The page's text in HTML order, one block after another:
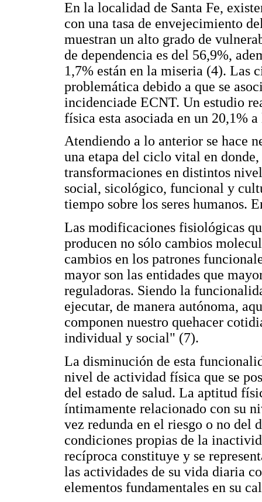
En la localidad de Santa Fe,
con una tasa de envejecimiento
muestran un alto grado de
de dependencia es del 56,9%,
1,7% están en la miseria (4). Las
problemática debido a que se
incidenciade ECNT. Un estudio
física esta asociada en un 20,1%
Atendiendo a lo anterior se hace
una etapa del ciclo vital en
transformaciones en distintos
social, sicológico, funcional y
tiempo sobre los seres humanos.
Las modificaciones fisiológicas
producen no sólo cambios
cambios en los patrones
mayor son las entidades que
reguladoras. Siendo la
ejecutar, de manera autónoma,
componen nuestro quehacer
individual y social" (7).
La disminución de esta
nivel de actividad física que se
del estado de salud. La aptitud
íntimamente relacionado con su
vez redunda en el riesgo o no del
condiciones propias de la
recíproca constituye y se
las actividades de su vida diaria
elementos fundamentales en su